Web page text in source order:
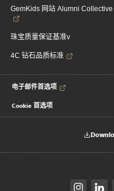
GemKids 网站 Alumni Collective
珠宝质量保证基准v
4C 钻石品质标准
电子邮件首选项
Cookie 首选项